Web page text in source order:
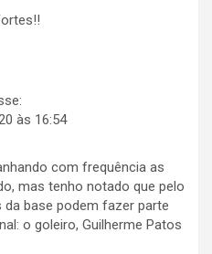
às 16:54
com frequência as
mas tenho notado que pelo
base podem fazer parte
o goleiro, Guilherme Patos